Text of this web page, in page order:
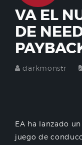
VA EL
DE
darkmonstr
EA ha lanzado
juego de